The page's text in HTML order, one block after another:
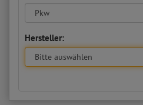
Hersteller: